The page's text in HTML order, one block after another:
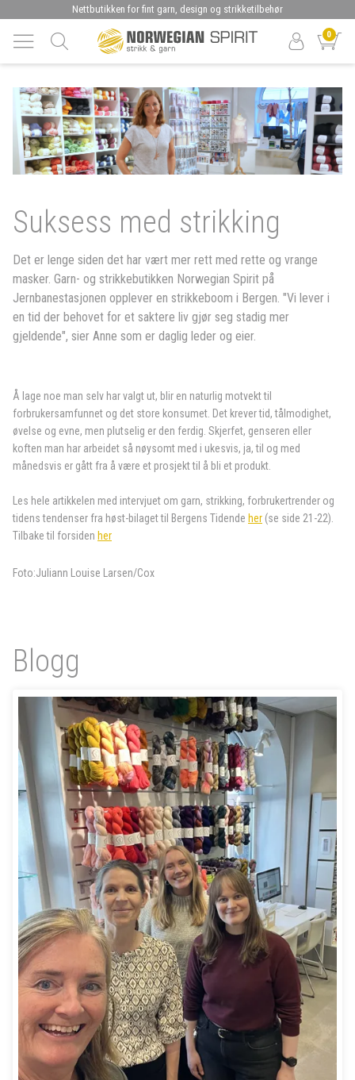
Nettbutikken for fint garn, design og strikketilbehør
0
Suksess med strikking
Det er lenge siden det har vært mer rett med rette og vrange
masker. Garn- og strikkebutikken Norwegian Spirit på
Jernbanestasjonen opplever en strikkeboom i Bergen. "Vi lever i
en tid der behovet for et saktere liv gjør seg stadig mer
gjeldende", sier Anne som er daglig leder og eier.
Å lage noe man selv har valgt ut, blir en naturlig motvekt til
forbrukersamfunnet og det store konsumet. Det krever tid, tålmodighet,
øvelse og evne, men plutselig er den ferdig. Skjerfet, genseren eller
koften man har arbeidet så nøysomt med i ukesvis, ja, til og med
månedsvis er gått fra å være et prosjekt til å bli et produkt.
Les hele artikkelen med intervjuet om garn, strikking, forbrukertrender og
tidens tendenser fra høst-bilaget til Bergens Tidende her (se side 21-22).
Tilbake til forsiden her
Foto:Juliann Louise Larsen/Cox
Blogg